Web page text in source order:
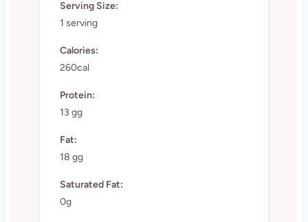
Serving Size:
1 serving
Calories:
260cal
Protein:
13 gg
Fat:
18 gg
Saturated Fat:
0g